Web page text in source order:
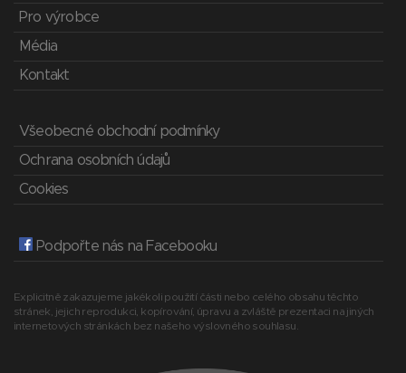
Pro výrobce
Média
Kontakt
Všeobecné obchodní podmínky
Ochrana osobních údajů
Cookies
Podpořte nás na Facebooku
Explicitně zakazujeme jakékoli použití části nebo celého obsahu těchto
stránek, jejich reprodukci, kopírování, úpravu a zvláště prezentaci na jiných
internetových stránkách bez našeho výslovného souhlasu.